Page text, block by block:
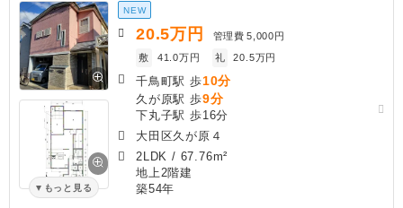
もっと見る
NEW
20.5万円 管理費 5,000円
敷
41.0万円 礼 20.5万円
千鳥町駅 歩10分
久が原駅 歩9分
下丸子駅 歩16分
大田区久が原４
2LDK / 67.76m²
地上2階建
築54年